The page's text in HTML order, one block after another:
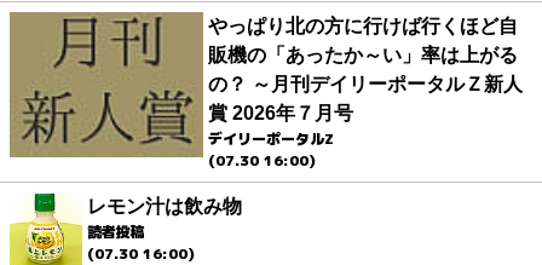
やっぱり北の方に行けば行くほど自
販機の「あったか～い」率は上がる
の？ ～月刊デイリーポータルＺ新人
賞 2026年７月号
デイリーポータルZ
(07.30 16:00)
レモン汁は飲み物
読者投稿
(07.30 16:00)